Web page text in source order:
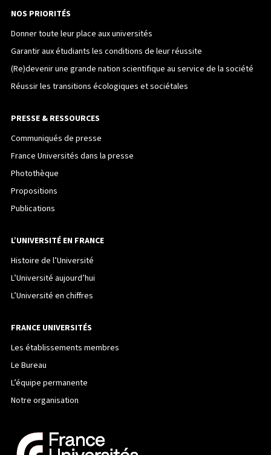
NOS PRIORITÉS
Donner toute leur place aux universités
Garantir aux étudiants les conditions de leur réussite
(Re)devenir une grande nation scientifique au service de la société
Réussir les transitions écologiques et sociétales
PRESSE & RESSOURCES
Communiqués de presse
France Universités dans la presse
Photothèque
Propositions
Publications
L’UNIVERSITÉ EN FRANCE
Histoire de l’Université
L’Université aujourd’hui
L’Université en chiffres
FRANCE UNIVERSITÉS
Les établissements membres
Le Bureau
L’équipe permanente
Notre organisation